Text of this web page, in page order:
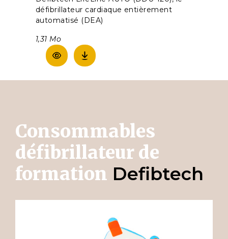
défibrillateur cardiaque entièrement
automatisé (DEA)
1,31 Mo
Consommables
défibrillateur de
formation Defibtech